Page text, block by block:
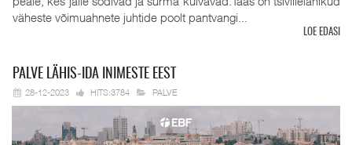
väheste võimuahnete juhtide poolt pantvangi...
LOE EDASI
PALVE LÄHIS-IDA INIMESTE EEST
28-12-2023 HITS:3784 PALVE